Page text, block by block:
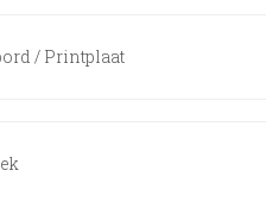
/ Printplaat